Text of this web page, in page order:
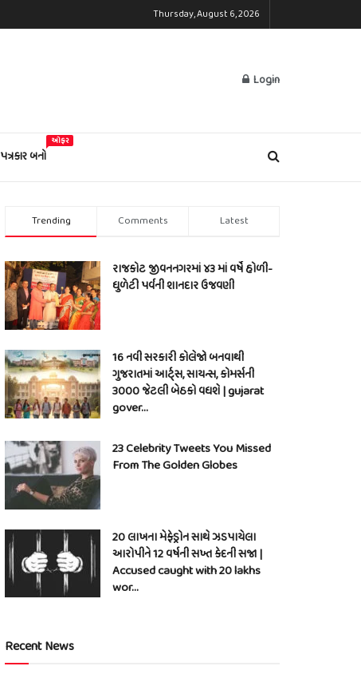
Thursday, August 6, 2026
Login
પત્રકાર બનો
ઓફર
Trending Comments Latest
રાજકોટ જીવનનગરમાં ૪૩ માં વર્ષે હોળી-
ધુળેટી પર્વની શાનદાર ઉજવણી
16 નવી સરકારી કોલેજો બનવાથી
ગુજરાતમાં આર્ટ્સ, સાયન્સ, કોમર્સની
3000 જેટલી બેઠકો વધશે | gujarat
gover…
23 Celebrity Tweets You Missed
From The Golden Globes
20 લાખના મેફેડ્રોન સાથે ઝડપાયેલા
આરોપીને 12 વર્ષની સખ્ત કેદની સજા |
Accused caught with 20 lakhs
wor…
Recent News